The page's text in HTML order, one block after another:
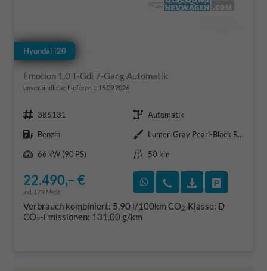
Hyundai i20
Emotion 1.0 T-Gdi 7-Gang Automatik
unverbindliche Lieferzeit: 15.09.2026
Fahrzeugnr. 386131 Getriebe Automatik
Kraftstoff Benzin Außenfarbe
Lumen Gray Pearl-Black Roof
Leistung
66 kW (90 PS) Kilometerstand 50 km
22.490,– €
incl. 19% MwSt.
Rückruf vereinbaren
Wir rufen Sie an
Verbrauch kombiniert: 5,90 l/100kmCO2-Klasse: D
CO2-Emissionen: 131,00 g/km